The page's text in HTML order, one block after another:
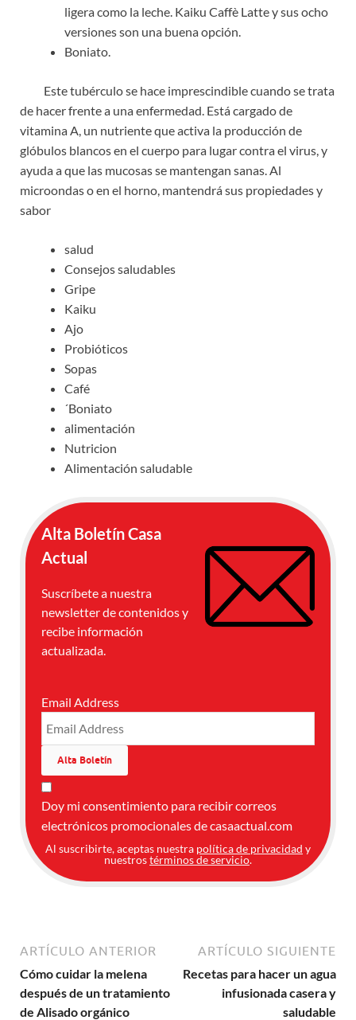
ligera como la leche. Kaiku Caffè Latte y sus ocho
versiones son una buena opción.
Boniato.
Este tubérculo se hace imprescindible cuando se trata
de hacer frente a una enfermedad. Está cargado de
vitamina A, un nutriente que activa la producción de
glóbulos blancos en el cuerpo para lugar contra el virus, y
ayuda a que las mucosas se mantengan sanas. Al
microondas o en el horno, mantendrá sus propiedades y
sabor
salud
Consejos saludables
Gripe
Kaiku
Ajo
Probióticos
Sopas
Café
´Boniato
alimentación
Nutricion
Alimentación saludable
Alta Boletín Casa
Actual
Suscríbete a nuestra
newsletter de contenidos y
recibe información
actualizada.
Email Address
Doy mi consentimiento para recibir correos
electrónicos promocionales de casaactual.com
Al suscribirte, aceptas nuestra política de privacidad y
nuestrostérminos de servicio.
ARTÍCULO ANTERIOR
Cómo cuidar la melena
después de un tratamiento
de Alisado orgánico
ARTÍCULO SIGUIENTE
Recetas para hacer un agua
infusionada casera y
saludable